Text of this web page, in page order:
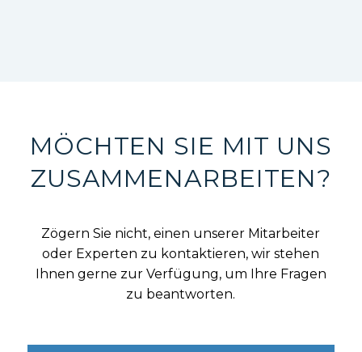
MÖCHTEN SIE MIT UNS
ZUSAMMENARBEITEN?
Zögern Sie nicht, einen unserer Mitarbeiter
oder Experten zu kontaktieren, wir stehen
Ihnen gerne zur Verfügung, um Ihre Fragen
zu beantworten.